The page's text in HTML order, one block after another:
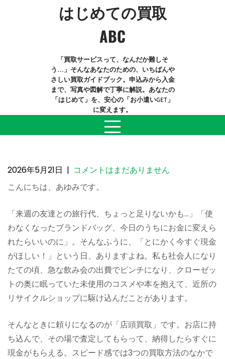
はじめての買取
ABC
「買取サービスって、なんだか難しそ
う…」そんなあなたのための、いちばんや
さしい買取ガイドブック。申込みから入金
まで、写真や図解で丁寧に解説。あなたの
「はじめて」を、安心の「お小遣いGET」
に変えます。
びのコツ
2026年5月21日 | コメントはまだありません
こんにちは、あゆみです。
「来週の友達との旅行代、ちょっと足りないかも…」「使
わなくなったブランドバッグ、今日のうちにお金に変えら
れたらいいのに」。そんなふうに、「とにかく今すぐ現金
がほしい！」という日、ありますよね。私も社会人になり
たての頃、急な飲み会の出費でピンチになり、クローゼッ
トの奥に眠っていた未使用のコスメや本を抱えて、近所の
リサイクルショップに駆け込んだことがあります。
そんなときに頼りになるのが「店頭買取」です。お店に持
ち込んで、その場で査定してもらって、納得したらすぐに
現金がもらえる。スピード感では3つの買取方法のなかで